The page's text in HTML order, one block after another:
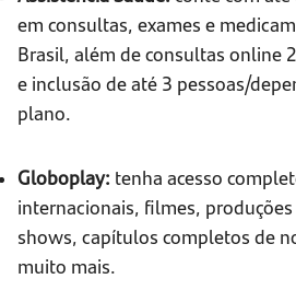
em consultas, exames e
Brasil, além de consultas online
e inclusão de até 3 pessoas/
plano.
Globoplay: tenha acesso
internacionais, filmes,
shows, capítulos completos de
muito mais.